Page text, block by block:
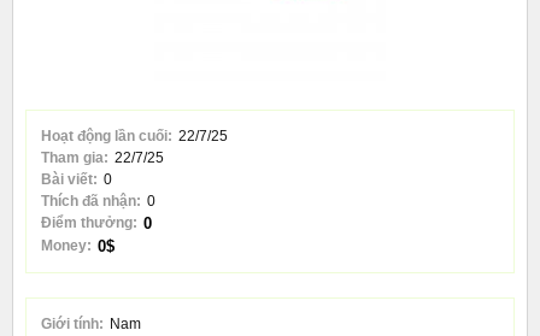
Hoạt động lần cuối: 22/7/25
Tham gia: 22/7/25
Bài viết: 0
Thích đã nhận: 0
Điểm thưởng: 0
Money: 0$
Giới tính: Nam